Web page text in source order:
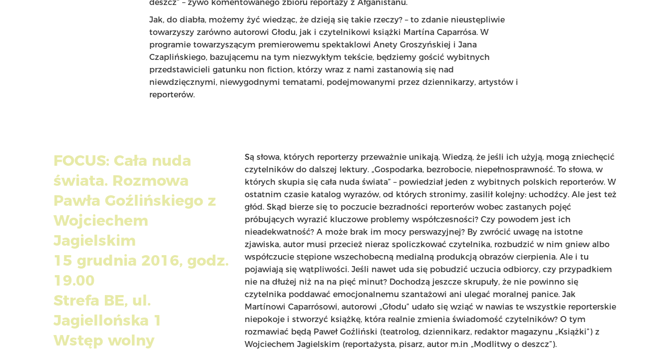
deszcz” – żywo komentowanego zbioru reportaży z Afganistanu.
Jak, do diabła, możemy żyć wiedząc, że dzieją się takie rzeczy? – to zdanie nieustępliwie
towarzyszy zarówno autorowi Głodu, jak i czytelnikowi książki Martína Caparrósa. W
programie towarzyszącym premierowemu spektaklowi Anety Groszyńskiej i Jana
Czaplińskiego, bazującemu na tym niezwykłym tekście, będziemy gościć wybitnych
przedstawicieli gatunku non fiction, którzy wraz z nami zastanowią się nad
niewdzięcznymi, niewygodnymi tematami, podejmowanymi przez dziennikarzy, artystów i
reporterów.
FOCUS: Cała nuda
świata. Rozmowa
Pawła Goźlińskiego z
Wojciechem
Jagielskim
15 grudnia 2016, godz.
19.00
Strefa BE, ul.
Jagiellońska 1
Wstęp wolny
Są słowa, których reporterzy przeważnie unikają. Wiedzą, że jeśli ich użyją, mogą zniechęcić
czytelników do dalszej lektury. „Gospodarka, bezrobocie, niepełnosprawność. To słowa, w
których skupia się cała nuda świata” – powiedział jeden z wybitnych polskich reporterów. W
ostatnim czasie katalog wyrazów, od których stronimy, zasilił kolejny: uchodźcy. Ale jest też
głód. Skąd bierze się to poczucie bezradności reporterów wobec zastanych pojęć
próbujących wyrazić kluczowe problemy współczesności? Czy powodem jest ich
nieadekwatność? A może brak im mocy perswazyjnej? By zwrócić uwagę na istotne
zjawiska, autor musi przecież nieraz spoliczkować czytelnika, rozbudzić w nim gniew albo
współczucie stępione wszechobecną medialną produkcją obrazów cierpienia. Ale i tu
pojawiają się wątpliwości. Jeśli nawet uda się pobudzić uczucia odbiorcy, czy przypadkiem
nie na dłużej niż na na pięć minut? Dochodzą jeszcze skrupuły, że nie powinno się
czytelnika poddawać emocjonalnemu szantażowi ani ulegać moralnej panice. Jak
Martínowi Caparrósowi, autorowi „Głodu” udało się wziąć w nawias te wszystkie reporterskie
niepokoje i stworzyć książkę, która realnie zmienia świadomość czytelników? O tym
rozmawiać będą Paweł Goźliński (teatrolog, dziennikarz, redaktor magazynu „Książki”) z
Wojciechem Jagielskim (reportażysta, pisarz, autor m.in „Modlitwy o deszcz”).